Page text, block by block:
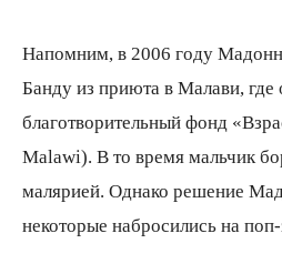
Напомним, в 2006 году
Банду из приюта в Малави, где
благотворительный фонд
Malawi). В то время мальчик
малярией. Однако решение
некоторые набросились на